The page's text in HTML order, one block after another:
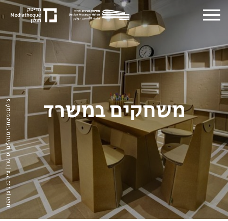
משחקים במשרד צילום: משחקי מנהלים | פיטרו | צילום: ניצן הפנר